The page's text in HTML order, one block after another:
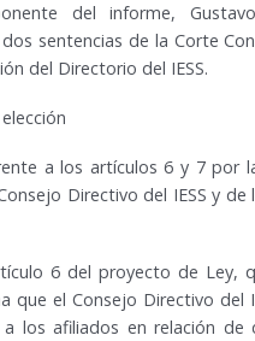
del informe,
sentencias de la Corte
del Directorio del IESS.
a los artículos 6 y 7 por
Directivo del IESS y
6 del proyecto de Ley,
que el Consejo Directivo
los afiliados en relación de